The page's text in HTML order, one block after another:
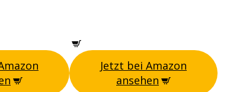
Jetzt bei Amazon
ansehen